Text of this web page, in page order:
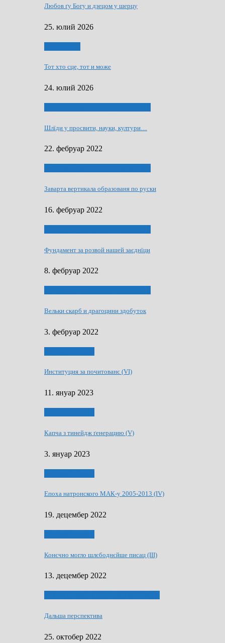
Любов ґу Богу и дзецом у шерцу
25. юлий 2026
Тот хто сце, тот и може
24. юлий 2026
Шлїди у просвити, науки, култури…
22. фебруар 2022
Заварта вертикала образованя по руски
16. фебруар 2022
Фундамент за розвой нашей заєднїци
8. фебруар 2022
Вельки скарб и драгоцини здобуток
3. фебруар 2022
Институция за почитованє (VI)
11. януар 2023
Капча з тинейдж ґенерацию (V)
3. януар 2023
Епоха натронского МАК-у 2005-2013 (IV)
19. децембер 2022
Конєчно могло шлєбоднєйше писац (III)
13. децембер 2022
Дальша перспектива
25. октобер 2022